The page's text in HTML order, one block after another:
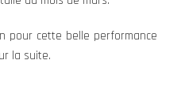
pour cette belle performance
la suite.